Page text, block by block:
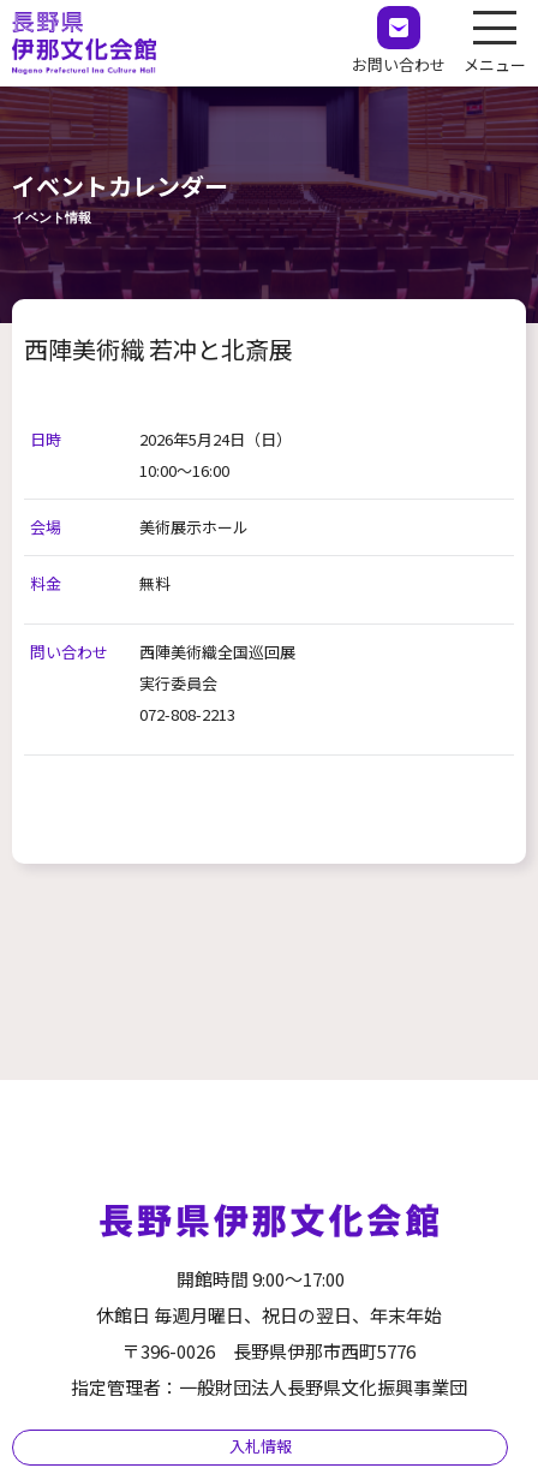
お問い合わせ メニュー
イベントカレンダー
イベント情報
西陣美術織 若冲と北斎展
日時 2026年5月24日 （日）
10:00～16:00
会場 美術展示ホール
料金 無料
問い合わせ
西陣美術織全国巡回展
実行委員会
072-808-2213
開館時間 9:00～17:00
休館日 毎週月曜日、祝日の翌日、年末年始
〒396-0026 長野県伊那市西町5776
指定管理者：一般財団法人長野県文化振興事業団
入札情報